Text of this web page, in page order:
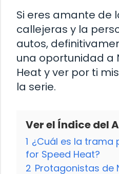
Si eres amante de
callejeras y la
autos,
una oportunidad a
Heat y ver por ti
la serie.
Ver el Índice del
1 ¿Cuál es la trama
for Speed Heat?
2 Protagonistas de